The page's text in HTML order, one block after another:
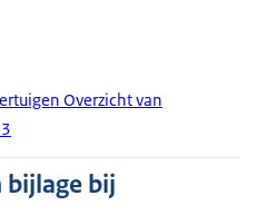
Overzicht van
bijlage bij